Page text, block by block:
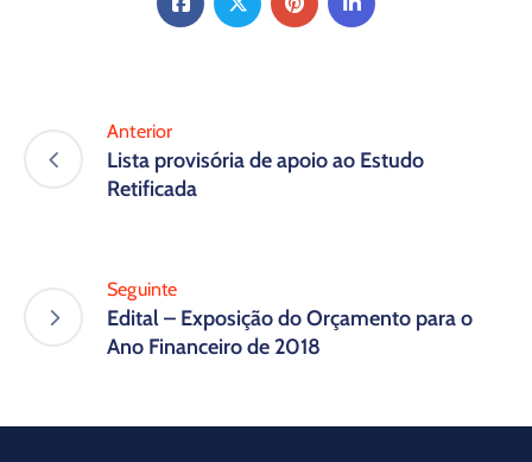
Anterior
Lista provisória de apoio ao Estudo
Retificada
Seguinte
Edital – Exposição do Orçamento para o
Ano Financeiro de 2018